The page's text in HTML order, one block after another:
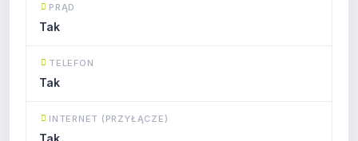
PRĄD
Tak
TELEFON
Tak
INTERNET (PRZYŁĄCZE)
Tak